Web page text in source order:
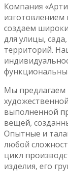
Компания
изготовлением
создаем
для улицы,
территорий.
функциональны
Мы предлагаем
выполненной
вещей,
Опытные и
любой
цикл
изделия, его